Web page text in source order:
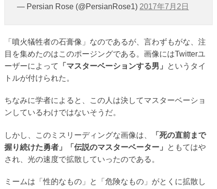
— Persian Rose (@PersianRose1) 2017年7月2日
「噴火犠牲者の石膏像」なのであるが、言わずもがな、注
目を集めたのはこのポージングである。画像にはTwitterユ
ーザーによって
「マスターベーションする男」
というタイ
トルが付けられた。
ちなみに学者によると、この人は決してマスターベーショ
ンしているわけではないそうだ。
しかし、このミスリーディングな画像は、
「死の直前まで
握り続けた勇者」「伝説のマスターベーター」
ともてはや
され、光の速度で拡散していったのである。
ミームは「性的なもの」と「危険なもの」がとくに拡散し